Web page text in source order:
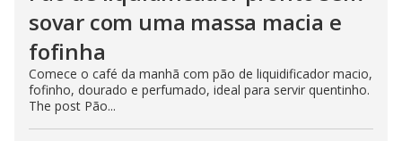
sovar com uma massa macia e
fofinha
Comece o café da manhã com pão de liquidificador macio,
fofinho, dourado e perfumado, ideal para servir quentinho.
The post Pão...